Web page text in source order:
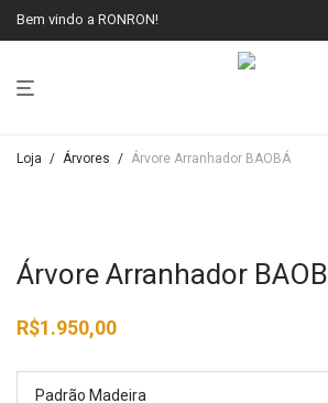
Bem vindo a RONRON!
Loja / Árvores / Árvore Arranhador BAOBÁ
Árvore Arranhador
R$1.950,00
Padrão Madeira